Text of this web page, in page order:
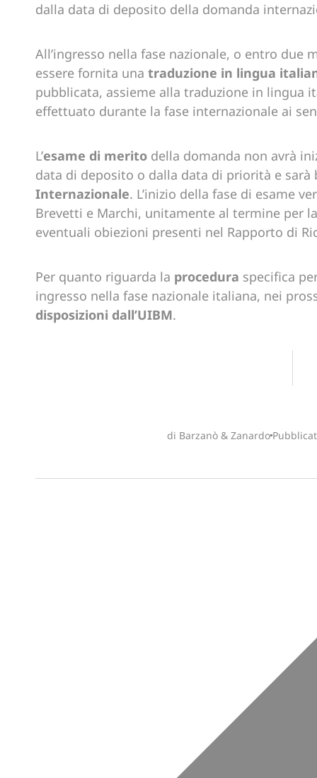
dalla data di deposito della domanda
All’ingresso nella fase nazionale, o entro due
essere fornita una traduzione in lingua
pubblicata, assieme alla traduzione in lingua
effettuato durante la fase internazionale ai
L’esame di merito della domanda non avrà
data di deposito o dalla data di priorità e sarà
Internazionale. L’inizio della fase di esame
Brevetti e Marchi, unitamente al termine per
eventuali obiezioni presenti nel Rapporto di
Per quanto riguarda la procedura specifica
ingresso nella fase nazionale italiana, nei
disposizioni dall’UIBM.
di Barzanò & Zanardo